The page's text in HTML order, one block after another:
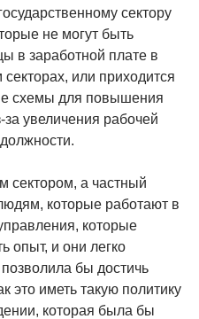
сектору
не могут быть
в заработной плате в
или приходится
схемы для повышения
увеличения рабочей
сектором, а частный
которые работают в
которые
опыт, и они легко
бы достичь
это иметь такую ​​политику
которая была бы